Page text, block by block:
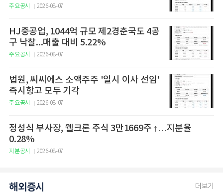
주요공시 2026-08-07
HJ중공업, 1044억 규모 제2경춘국도 4공
구 낙찰...매출 대비 5.22%
주요공시 2026-08-07
법원, 씨씨에스 소액주주 '일시 이사 선임'
즉시항고 모두 기각
주요공시 2026-08-07
정성식 부사장, 웰크론 주식 3만1669주 ↑…지분율
0.28%
지분공시 2026-08-07
해외증시 더보기